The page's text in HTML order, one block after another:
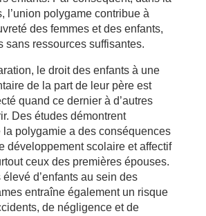
l’union polygame contribue à
des femmes et des enfants,
sans ressources suffisantes.
le droit des enfants à une
de la part de leur père est
quand ce dernier à d’autres
Des études démontrent
la polygamie a des conséquences
développement scolaire et affectif
ceux des premières épouses.
élevé d’enfants au sein des
entraîne également un risque
de négligence et de